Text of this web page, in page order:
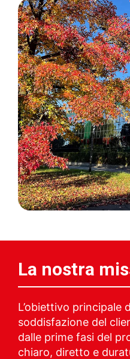
La nostra
L’obiettivo principale
soddisfazione del
dalle prime fasi del
chiaro, diretto e